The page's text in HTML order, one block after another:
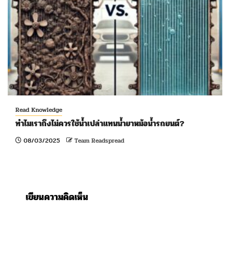
Read Knowledge
ทำไมเราถึงไม่ควรใช้น้ำเปล่าแทนน้ำยาหม้อน้ำรถยนต์?
08/03/2025 Team Readspread
เขียนความคิดเห็น